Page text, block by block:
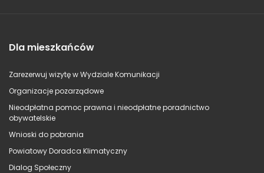
Dla mieszkańców
Zarezerwuj wizytę w Wydziale Komunikacji
Organizacje pozarządowe
Nieodpłatna pomoc prawna i nieodpłatne poradnictwo
obywatelskie
Wnioski do pobrania
Powiatowy Doradca Klimatyczny
Dialog Społeczny